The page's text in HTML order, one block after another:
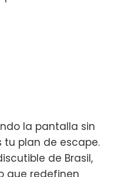
la pantalla sin
tu plan de escape.
de Brasil,
que redefinen